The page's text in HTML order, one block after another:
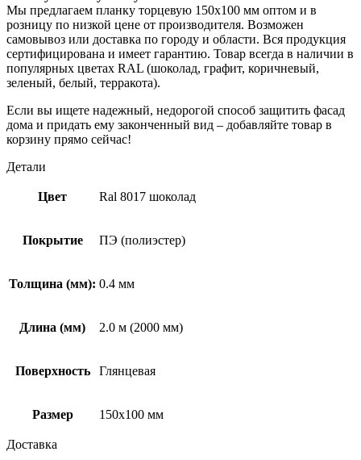
Мы предлагаем планку торцевую 150х100 мм оптом и в
розницу по низкой цене от производителя. Возможен
самовывоз или доставка по городу и области. Вся продукция
сертифицирована и имеет гарантию. Товар всегда в наличии в
популярных цветах RAL (шоколад, графит, коричневый,
зеленый, белый, терракота).
Если вы ищете надежный, недорогой способ защитить фасад
дома и придать ему законченный вид – добавляйте товар в
корзину прямо сейчас!
Детали
Цвет Ral 8017 шоколад
Покрытие ПЭ (полиэстер)
Толщина (мм): 0.4 мм
Длина (мм) 2.0 м (2000 мм)
Поверхность Глянцевая
Размер 150х100 мм
Доставка